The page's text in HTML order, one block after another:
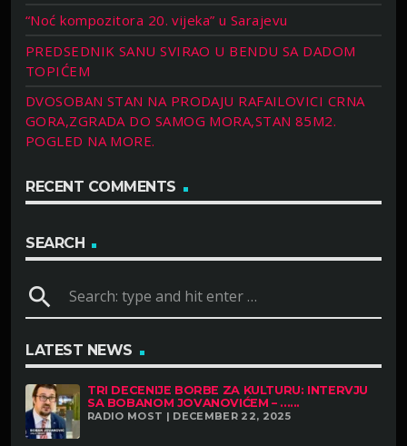
“Noć kompozitora 20. vijeka” u Sarajevu
PREDSEDNIK SANU SVIRAO U BENDU SA DADOM
TOPIĆEM
DVOSOBAN STAN NA PRODAJU RAFAILOVICI CRNA
GORA,ZGRADA DO SAMOG MORA,STAN 85M2.
POGLED NA MORE.
RECENT COMMENTS
SEARCH
search
LATEST NEWS
TRI DECENIJE BORBE ZA KULTURU: INTERVJU
SA BOBANOM JOVANOVIĆEM – ......
RADIO MOST | DECEMBER 22, 2025